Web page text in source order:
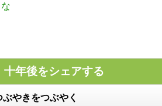
十年後をシェアする
ぶやきをつぶやく